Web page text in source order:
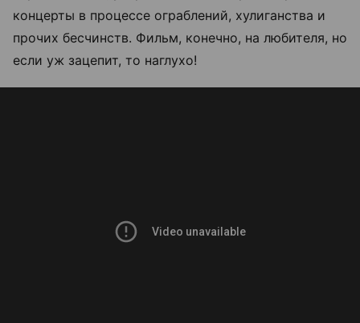
концерты в процессе ограблений, хулиганства и
прочих бесчинств. Фильм, конечно, на любителя, но
если уж зацепит, то наглухо!